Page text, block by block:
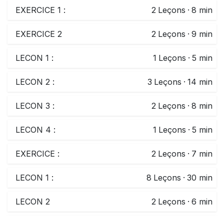
EXERCICE 1 : 2 Leçons · 8 min
EXERCICE 2 2 Leçons · 9 min
LECON 1 : 1 Leçons · 5 min
LECON 2 : 3 Leçons · 14 min
LECON 3 : 2 Leçons · 8 min
LECON 4 : 1 Leçons · 5 min
EXERCICE : 2 Leçons · 7 min
LECON 1 : 8 Leçons · 30 min
LECON 2 2 Leçons · 6 min